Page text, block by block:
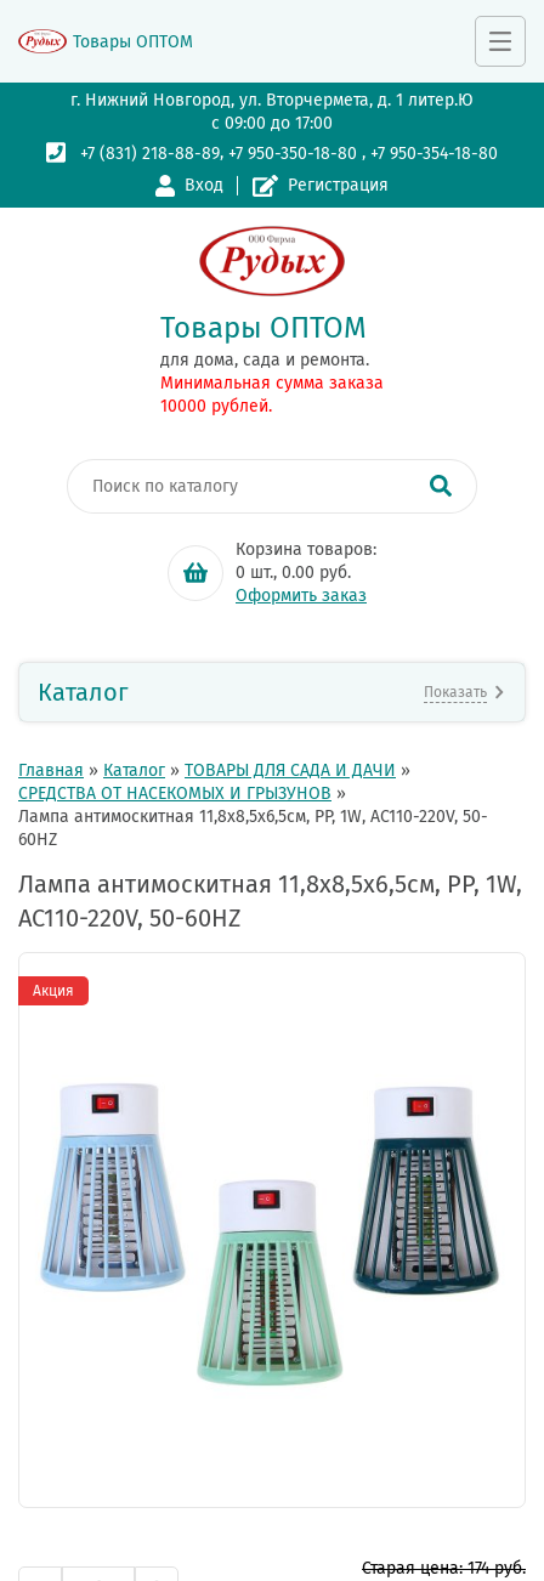
г. Нижний Новгород, ул. Вторчермета, д. 1 литер.Ю
с 09:00 до 17:00
+7 (831) 218-88-89,+7 950-350-18-80 ,+7 950-354-18-80
Вход
Регистрация
Товары ОПТОМ
для дома, сада и ремонта.
Минимальная сумма заказа
10000 рублей.
Корзина товаров:
0 шт., 0.00 руб.
Оформить заказ
Товары ОПТОМ
Каталог Показать
Главная » Каталог » ТОВАРЫ ДЛЯ САДА И ДАЧИ »
СРЕДСТВА ОТ НАСЕКОМЫХ И ГРЫЗУНОВ »
Лампа антимоскитная 11,8x8,5x6,5см, PP, 1W, AC110-220V, 50-
60HZ
Лампа антимоскитная 11,8x8,5x6,5см, PP, 1W,
AC110-220V, 50-60HZ
Акция
Старая цена: 174 руб.